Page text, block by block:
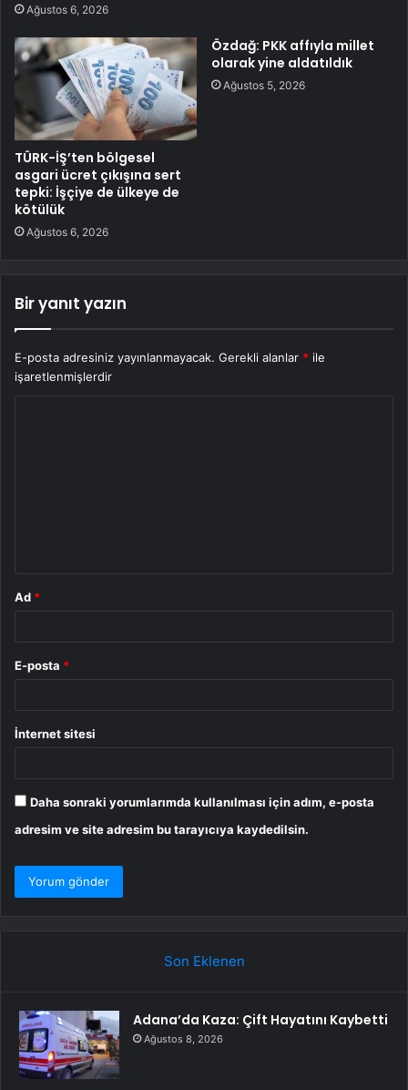
Ağustos 6, 2026
TÜRK-İŞ’ten bölgesel
asgari ücret çıkışına sert
tepki: İşçiye de ülkeye de
kötülük
Ağustos 6, 2026
Özdağ: PKK affıyla millet
olarak yine aldatıldık
Ağustos 5, 2026
Bir yanıt yazın
E-posta adresiniz yayınlanmayacak. Gerekli alanlar * ile
işaretlenmişlerdir
Ad *
E-posta *
İnternet sitesi
Daha sonraki yorumlarımda kullanılması için adım, e-posta
adresim ve site adresim bu tarayıcıya kaydedilsin.
Son Eklenen
Adana’da Kaza: Çift Hayatını Kaybetti
Ağustos 8, 2026